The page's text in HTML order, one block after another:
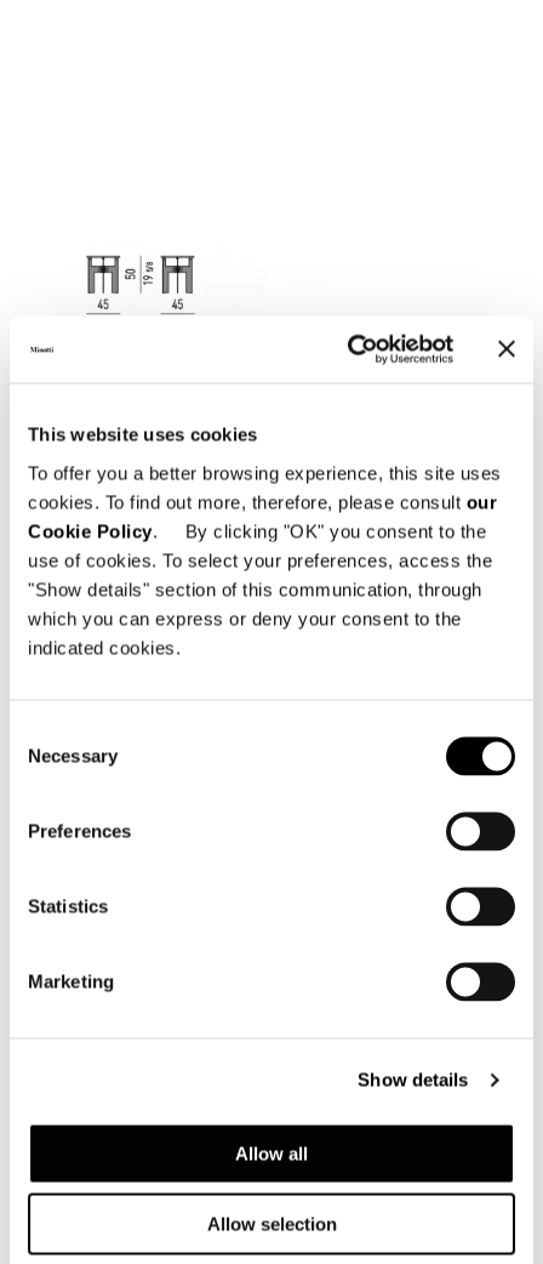
This website uses cookies
To offer you a better browsing experience, this site uses
cookies. To find out more, therefore, please consult our
Cookie Policy. By clicking "OK" you consent to the
use of cookies. To select your preferences, access the
"Show details" section of this communication, through
which you can express or deny your consent to the
indicated cookies.
Selection
Necessary
Preferences
Statistics
Marketing
Show details
Allow all
Allow selection